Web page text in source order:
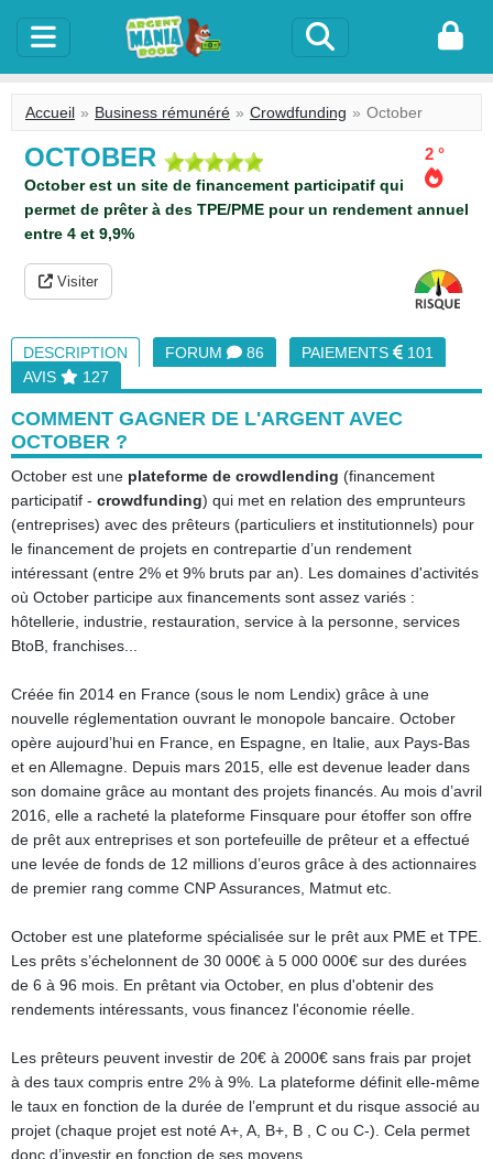
Accueil Business rémunéré Crowdfunding October
OCTOBER 2 °
October est un site de financement participatif qui
permet de prêter à des TPE/PME pour un rendement annuel
entre 4 et 9,9%
Visiter
DESCRIPTION FORUM 86 PAIEMENTS
101
AVIS
127
COMMENT GAGNER DE L'ARGENT AVEC
OCTOBER ?
October est une plateforme de crowdlending (financement
participatif - crowdfunding) qui met en relation des emprunteurs
(entreprises) avec des prêteurs (particuliers et institutionnels) pour
le financement de projets en contrepartie d’un rendement
intéressant (entre 2% et 9% bruts par an). Les domaines d'activités
où October participe aux financements sont assez variés :
hôtellerie, industrie, restauration, service à la personne, services
BtoB, franchises...
Créée fin 2014 en France (sous le nom Lendix) grâce à une
nouvelle réglementation ouvrant le monopole bancaire. October
opère aujourd’hui en France, en Espagne, en Italie, aux Pays-Bas
et en Allemagne. Depuis mars 2015, elle est devenue leader dans
son domaine grâce au montant des projets financés. Au mois d’avril
2016, elle a racheté la plateforme Finsquare pour étoffer son offre
de prêt aux entreprises et son portefeuille de prêteur et a effectué
une levée de fonds de 12 millions d’euros grâce à des actionnaires
de premier rang comme CNP Assurances, Matmut etc.
October est une plateforme spécialisée sur le prêt aux PME et TPE.
Les prêts s’échelonnent de 30 000€ à 5 000 000€ sur des durées
de 6 à 96 mois. En prêtant via October, en plus d'obtenir des
rendements intéressants, vous financez l'économie réelle.
Les prêteurs peuvent investir de 20€ à 2000€ sans frais par projet
à des taux compris entre 2% à 9%. La plateforme définit elle-même
le taux en fonction de la durée de l’emprunt et du risque associé au
projet (chaque projet est noté A+, A, B+, B , C ou C-). Cela permet
donc d’investir en fonction de ses moyens.